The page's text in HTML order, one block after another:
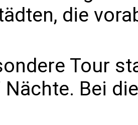
die
Tour
Nächte. Bei